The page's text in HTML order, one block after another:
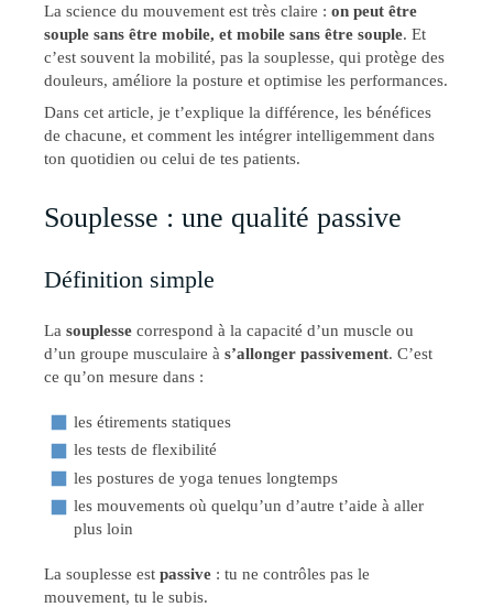
La science du mouvement est très claire : on peut être
souple sans être mobile, et mobile sans être souple. Et
c’est souvent la mobilité, pas la souplesse, qui protège des
douleurs, améliore la posture et optimise les performances.
Dans cet article, je t’explique la différence, les bénéfices
de chacune, et comment les intégrer intelligemment dans
ton quotidien ou celui de tes patients.
Souplesse : une qualité passive
Définition simple
La souplesse correspond à la capacité d’un muscle ou
d’un groupe musculaire à s’allonger passivement. C’est
ce qu’on mesure dans :
les étirements statiques
les tests de flexibilité
les postures de yoga tenues longtemps
les mouvements où quelqu’un d’autre t’aide à aller
plus loin
La souplesse est passive : tu ne contrôles pas le
mouvement, tu le subis.